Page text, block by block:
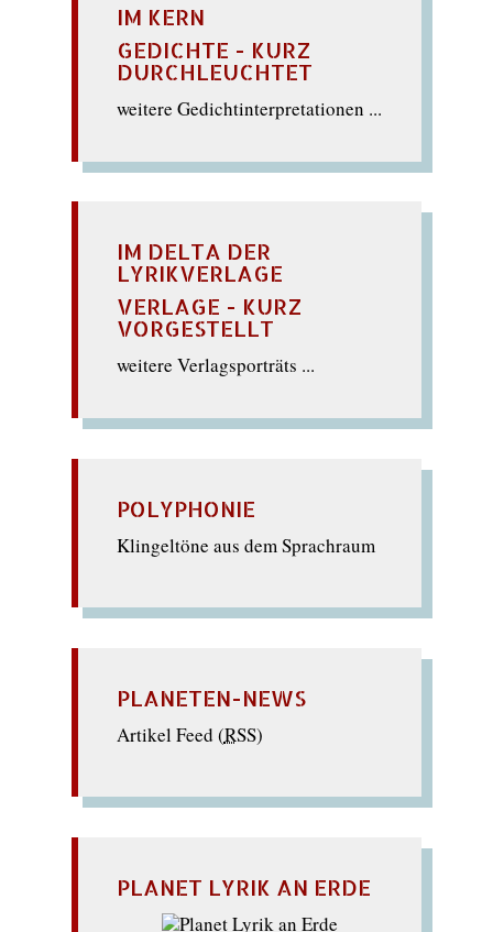
IM KERN
GEDICHTE - KURZ
DURCHLEUCHTET
weitere Gedichtinterpretationen ...
IM DELTA DER
LYRIKVERLAGE
VERLAGE - KURZ
VORGESTELLT
weitere Verlagsporträts ...
POLYPHONIE
Klingeltöne aus dem Sprachraum
PLANETEN-NEWS
Artikel Feed (RSS)
PLANET LYRIK AN ERDE